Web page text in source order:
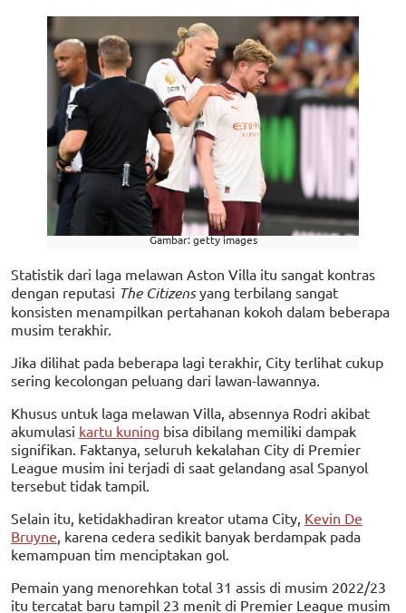
Gambar: getty images
Statistik dari laga melawan Aston Villa itu sangat kontras
dengan reputasi The Citizensyang terbilang sangat
konsisten menampilkan pertahanan kokoh dalam beberapa
musim terakhir.
Jika dilihat pada beberapa lagi terakhir, City terlihat cukup
sering kecolongan peluang dari lawan-lawannya.
Khusus untuk laga melawan Villa, absennya Rodri akibat
akumulasi kartu kuning bisa dibilang memiliki dampak
signifikan. Faktanya, seluruh kekalahan City di Premier
League musim ini terjadi di saat gelandang asal Spanyol
tersebut tidak tampil.
Selain itu, ketidakhadiran kreator utama City, Kevin De
Bruyne , karena cedera sedikit banyak berdampak pada
kemampuan tim menciptakan gol.
Pemain yang menorehkan total 31 assis di musim 2022/23
itu tercatat baru tampil 23 menit di Premier League musim